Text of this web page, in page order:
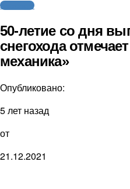
Автоспорт
50-летие со дня
снегохода
механика»
Опубликовано:
5 лет назад
от
21.12.2021